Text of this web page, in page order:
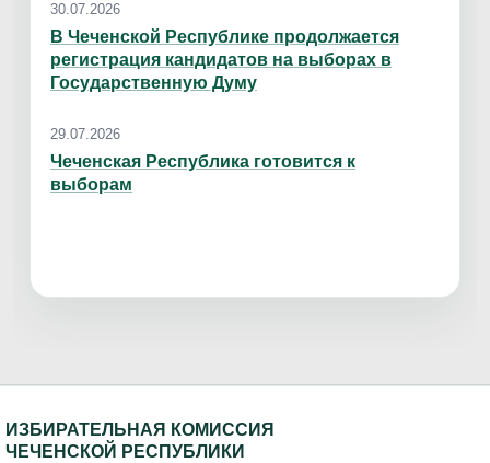
30.07.2026
В Чеченской Республике продолжается
регистрация кандидатов на выборах в
Государственную Думу
29.07.2026
Чеченская Республика готовится к
выборам
ИЗБИРАТЕЛЬНАЯ КОМИССИЯ
ЧЕЧЕНСКОЙ РЕСПУБЛИКИ